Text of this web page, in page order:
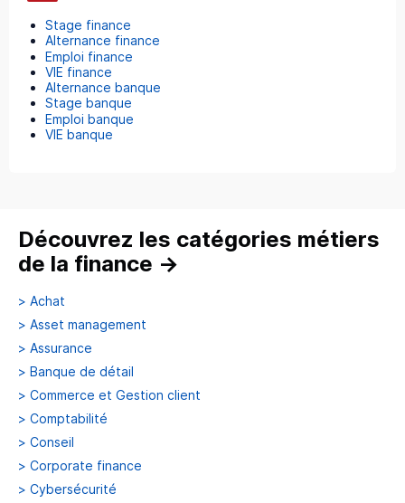
Stage finance
Alternance finance
Emploi finance
VIE finance
Alternance banque
Stage banque
Emploi banque
VIE banque
Découvrez les catégories métiers
de la finance →
> Achat
> Asset management
> Assurance
> Banque de détail
> Commerce et Gestion client
> Comptabilité
> Conseil
> Corporate finance
> Cybersécurité